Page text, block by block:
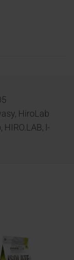
, HiroLab
, HIRO.LAB, l-